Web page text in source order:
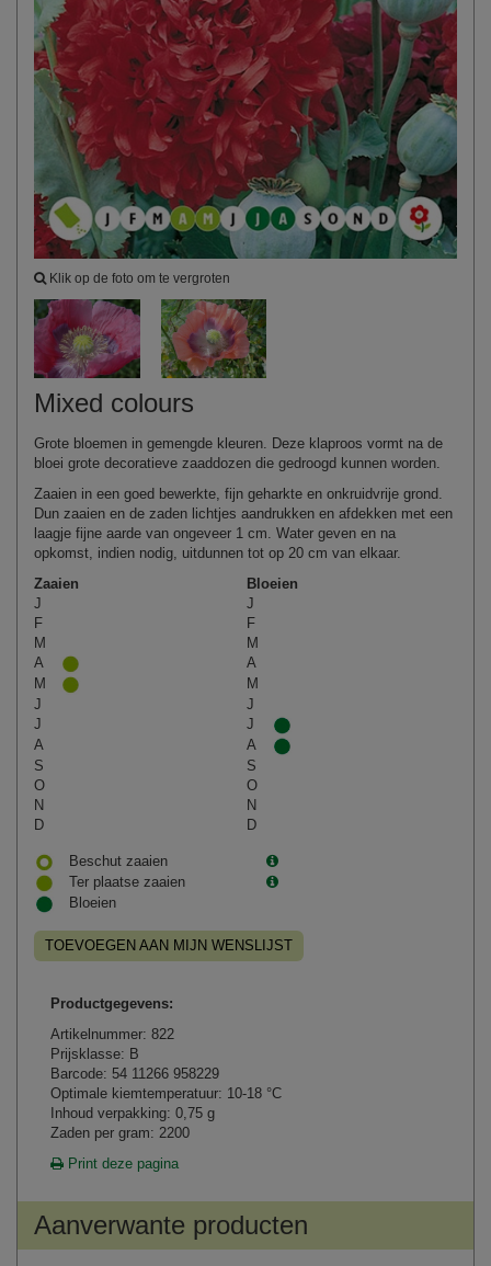
Klik op de foto om te vergroten
Mixed colours
Grote bloemen in gemengde kleuren. Deze klaproos vormt na de
bloei grote decoratieve zaaddozen die gedroogd kunnen worden.
Zaaien in een goed bewerkte, fijn geharkte en onkruidvrije grond.
Dun zaaien en de zaden lichtjes aandrukken en afdekken met een
laagje fijne aarde van ongeveer 1 cm. Water geven en na
opkomst, indien nodig, uitdunnen tot op 20 cm van elkaar.
Zaaien
Bloeien
J
J
F
F
M
M
A
A
M
M
J
J
J
J
A
A
S
S
O
O
N
N
D
D
Beschut zaaien
Ter plaatse zaaien
Bloeien
TOEVOEGEN AAN MIJN WENSLIJST
Productgegevens:
Artikelnummer: 822
Prijsklasse: B
Barcode: 54 11266 958229
Optimale kiemtemperatuur: 10-18 °C
Inhoud verpakking: 0,75 g
Zaden per gram: 2200
Print deze pagina
Aanverwante producten